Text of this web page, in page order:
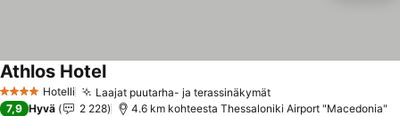
4 Tähtiluokitus
Hotelli Laajat puutarha- ja terassinäkymätKatso hinnat
Athlos HotelKatso hinnat
7,9 Hyvä 2 228 4.6 km kohteesta Thessaloniki Airport "Macedonia"